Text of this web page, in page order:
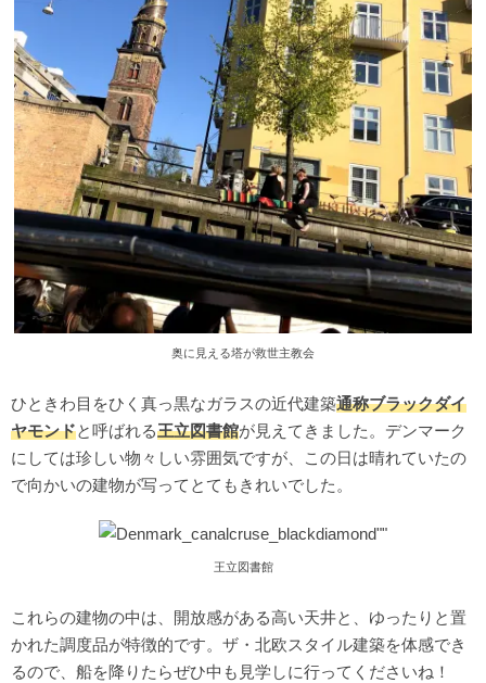
奥に見える塔が救世主教会
ひときわ目をひく真っ黒なガラスの近代建築通称ブラックダイ
ヤモンドと呼ばれる王立図書館が見えてきました。デンマーク
にしては珍しい物々しい雰囲気ですが、この日は晴れていたの
で向かいの建物が写ってとてもきれいでした。
王立図書館
これらの建物の中は、開放感がある高い天井と、ゆったりと置
かれた調度品が特徴的です。ザ・北欧スタイル建築を体感でき
るので、船を降りたらぜひ中も見学しに行ってくださいね！